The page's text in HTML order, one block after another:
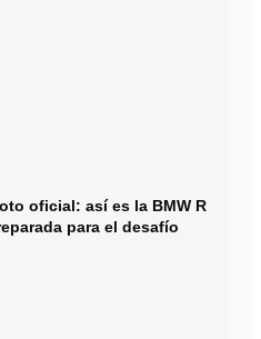
oficial: así es la BMW R
para el desafío